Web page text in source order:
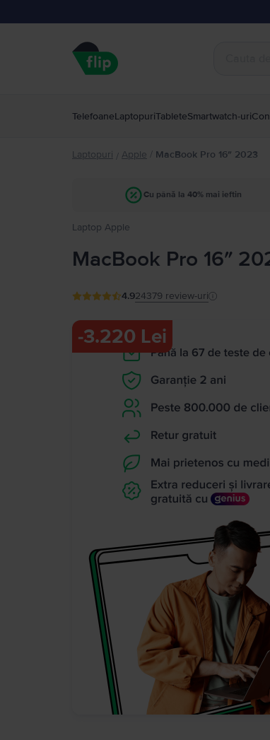
TelefoaneLaptopuriTableteSmartwatch-uri
Laptopuri / Apple / MacBook Pro 16″ 2023
Cu până la 40% mai ieftin
Laptop Apple
MacBook Pro 16″
4.924379 review-uri
-3.220 Lei